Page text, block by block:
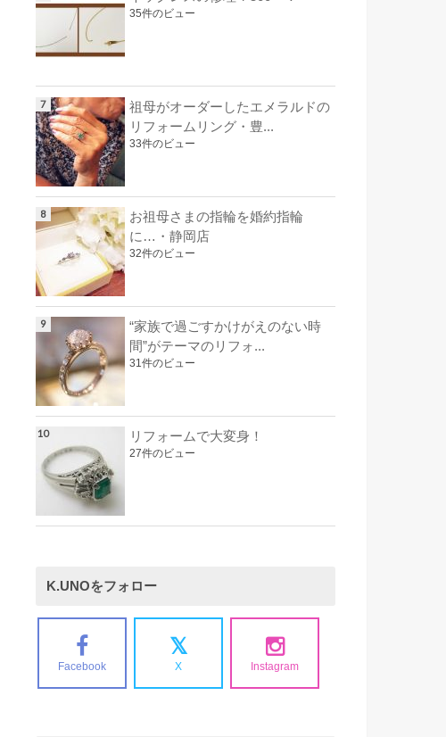
35件のビュー
祖母がオーダーしたエメラルドの
リフォームリング・豊...
33件のビュー
お祖母さまの指輪を婚約指輪
に…・静岡店
32件のビュー
“家族で過ごすかけがえのない時
間”がテーマのリフォ...
31件のビュー
リフォームで大変身！
27件のビュー
K.UNOをフォロー
Facebook X Instagram